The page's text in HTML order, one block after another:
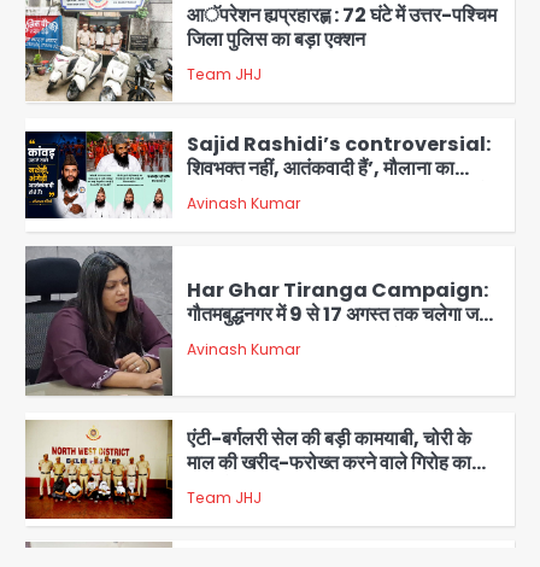
4
आॅपरेशन ह्यप्रहारह्ण : 72 घंटे में उत्तर-पश्चिम
जिला पुलिस का बड़ा एक्शन
Team JHJ
5
Sajid Rashidi’s controversial:
शिवभक्त नहीं, आतंकवादी हैं’, मौलाना का
कांवड़ियों पर विवादित बयान, BJP विधायक ने
कराई FIR, NSA की मांग
Avinash Kumar
1
Har Ghar Tiranga Campaign:
गौतमबुद्धनगर में 9 से 17 अगस्त तक चलेगा जन-
जागरूकता महाअभियान, डीएम ने की समीक्षा
बैठक
Avinash Kumar
2
एंटी-बर्गलरी सेल की बड़ी कामयाबी, चोरी के
माल की खरीद-फरोख्त करने वाले गिरोह का
भंडाफोड़
Team JHJ